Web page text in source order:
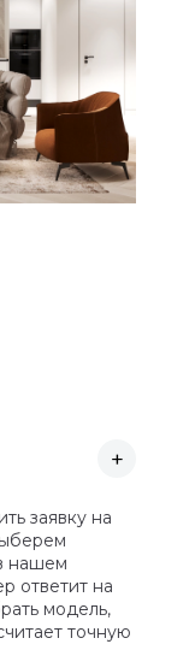
+
заявку на
нашем
ответит на
модель,
точную